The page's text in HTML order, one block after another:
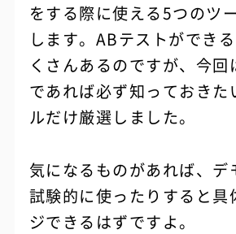
をする際に使える5つのツ
します。ABテストができ
くさんあるのですが、今回
であれば必ず知っておきた
ルだけ厳選しました。
気になるものがあれば、デ
試験的に使ったりすると具
ジできるはずですよ。